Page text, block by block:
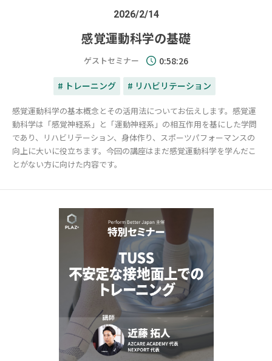
2026/2/14
感覚運動科学の基礎
ゲストセミナー 0:58:26
# トレーニング # リハビリテーション
感覚運動科学の基本概念とその活用法についてお伝えします。感覚運
動科学は「感覚神経系」と「運動神経系」の相互作用を基にした学問
であり、リハビリテーション、身体作り、スポーツパフォーマンスの
向上に大いに役立ちます。今回の講座はまだ感覚運動科学を学んだこ
とがない方に向けた内容です。